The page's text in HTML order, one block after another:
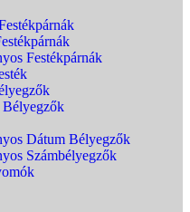
Festékpárnák
Dátum Bélyegzők
Számbélyegzők